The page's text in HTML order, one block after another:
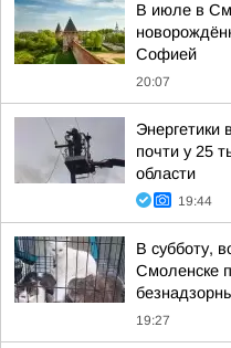
В июле в
Софией
20:07
Энергетики
почти у 25
области
19:44
В субботу,
Смоленске
19:27